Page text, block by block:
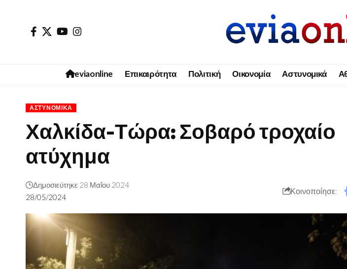
eviaonline Επικαιρότητα Πολιτική Οικονομία Αστυνομικά
ΑΣΤΥΝΟΜΙΚΆ
Χαλκίδα-Τώρα: Σοβαρό τροχαίο
ατύχημα
28/05/2024
Δημοσιεύτηκε 28 Μαΐου 2024
Κοινοποίησε: